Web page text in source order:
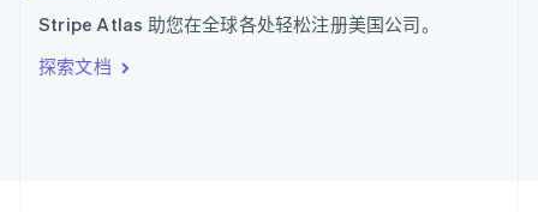
Stripe Atlas 助您在全球各处轻松注册美国公司。
探索文档
ItalianoEnglish
印度
English